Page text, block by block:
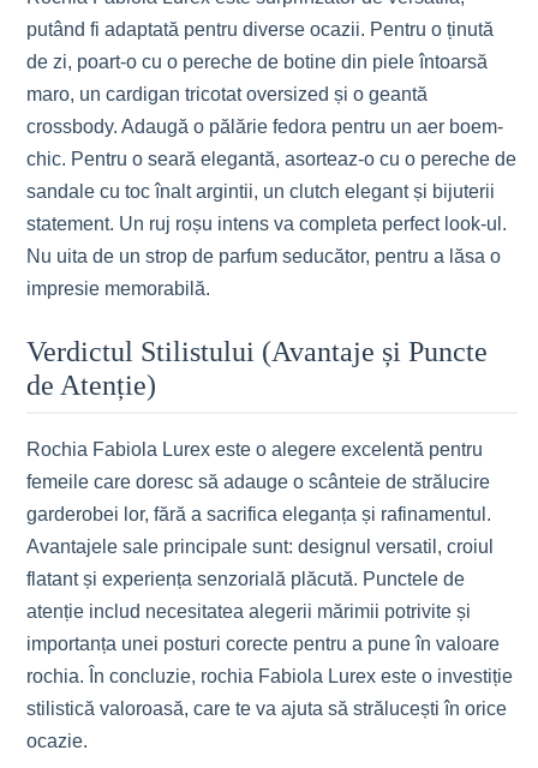
putând fi adaptată pentru diverse ocazii. Pentru o ținută
de zi, poart-o cu o pereche de botine din piele întoarsă
maro, un cardigan tricotat oversized și o geantă
crossbody. Adaugă o pălărie fedora pentru un aer boem-
chic. Pentru o seară elegantă, asorteaz-o cu o pereche de
sandale cu toc înalt argintii, un clutch elegant și bijuterii
statement. Un ruj roșu intens va completa perfect look-ul.
Nu uita de un strop de parfum seducător, pentru a lăsa o
impresie memorabilă.
Verdictul Stilistului (Avantaje și Puncte
de Atenție)
Rochia Fabiola Lurex este o alegere excelentă pentru
femeile care doresc să adauge o scânteie de strălucire
garderobei lor, fără a sacrifica eleganța și rafinamentul.
Avantajele sale principale sunt: designul versatil, croiul
flatant și experiența senzorială plăcută. Punctele de
atenție includ necesitatea alegerii mărimii potrivite și
importanța unei posturi corecte pentru a pune în valoare
rochia. În concluzie, rochia Fabiola Lurex este o investiție
stilistică valoroasă, care te va ajuta să strălucești în orice
ocazie.